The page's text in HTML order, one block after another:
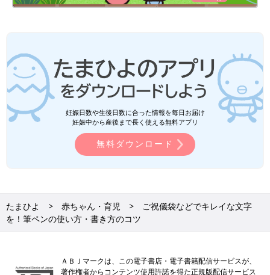
妊娠日数や生後日数に合った情報を毎日お届け
妊娠中から産後まで長く使える無料アプリ
無料ダウンロード
たまひよ 赤ちゃん・育児
ご祝儀袋などでキレイな文字
を！筆ペンの使い方・書き方のコツ
ＡＢＪマークは、この電子書店・電子書籍配信サービスが、
著作権者からコンテンツ使用許諾を得た正規版配信サービス